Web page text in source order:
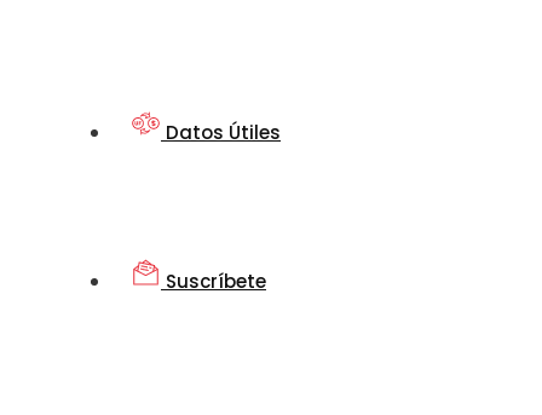
Datos Útiles
Suscríbete